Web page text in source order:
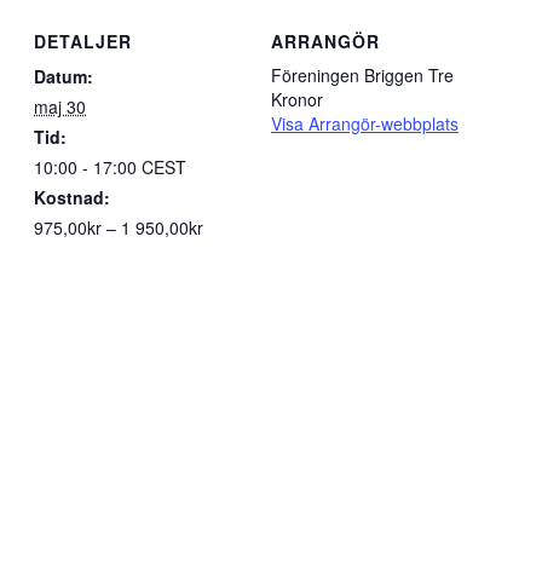
DETALJER
Datum:
maj 30
Tid:
10:00 - 17:00 CEST
Kostnad:
975,00kr – 1 950,00kr
ARRANGÖR
Föreningen Briggen Tre
Kronor
Visa Arrangör-webbplats